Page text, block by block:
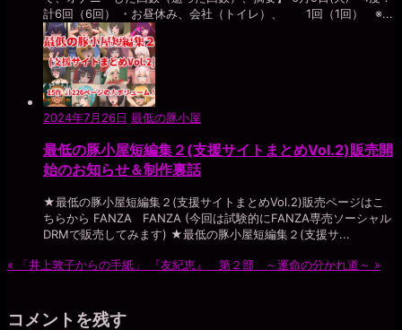
計6回（6回） ・お昼休み、会社（トイレ）、 1回（1回） ※...
2024年7月26日 最低の豚小屋
最低の豚小屋短編集２(支援サイトまとめVol.2)販売開
始のお知らせ＆制作裏話
★最低の豚小屋短編集２(支援サイトまとめVol.2)販売ページはこ
ちらから FANZA FANZA (今回は試験的にFANZA専売ソーシャル
DRMで販売してみます) ★最低の豚小屋短編集２(支援サ...
« 「井上敦子からの手紙」 『友紀恵』 第２部 ～運命の分かれ道～ »
コメントを残す